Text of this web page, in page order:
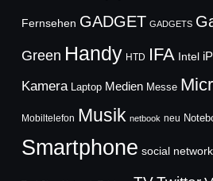
Fernsehen GADGET GADGETS
Green Handy HTD IFA Intel
Kamera Laptop Medien Messe
Mobiltelefon Musik netbook neu
Smartphone social network